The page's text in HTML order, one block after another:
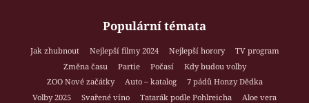
Populární témata
Jak zhubnout Nejlepší filmy 2024 Nejlepší horory
TV program
Změna času
Partie Počasí
Kdy budou volby
ZOO Nové začátky
Auto – katalog
7 pádů Honzy Dědka
Volby 2025
Svařené víno Tatarák podle Pohlreicha
Aloe vera